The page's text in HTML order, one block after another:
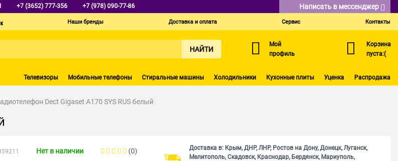
+7 (3652) 777-356 +7 (978) 090-77-86 Написать в мессенджер
Наши бренды Доставка и оплата Сервис Контакты
НАЙТИ
Мой
профиль
Корзина
пуста:(
Телевизоры Мобильные телефоны Стиральные машины Холодильники Кухонные плиты Уценка Распродажа
Dect Gigaset A170 SYS RUS белый
Нет в наличии (0)
Доставка в: Крым, ДНР, ЛНР, Ростов на Дону, Донецк, Луганск,
Мелитополь, Скадовск, Краснодар, Бердянск, Мариуполь,